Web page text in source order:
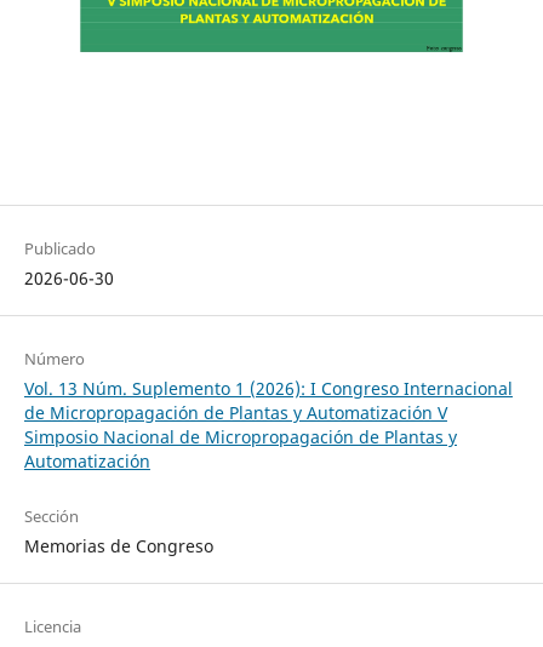
Publicado
2026-06-30
Número
Vol. 13 Núm. Suplemento 1 (2026): I Congreso Internacional
de Micropropagación de Plantas y Automatización V
Simposio Nacional de Micropropagación de Plantas y
Automatización
Sección
Memorias de Congreso
Licencia